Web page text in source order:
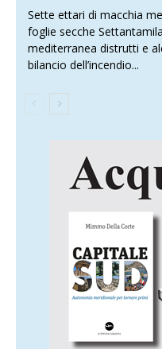
Sette ettari di macchia
foglie secche
mediterranea distrutti e
bilancio dell’incendio...